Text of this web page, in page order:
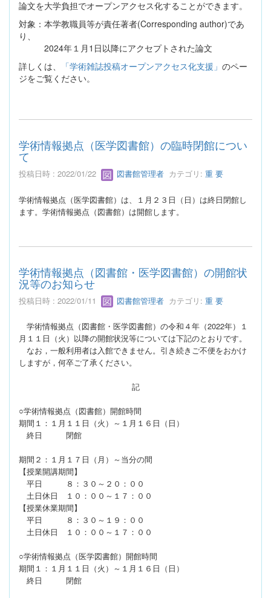
論文を大学負担でオープンアクセス化することができます。
対象：本学教職員等が責任著者(Corresponding author)であ
り、
2024年１月1日以降にアクセプトされた論文
詳しくは、
「学術雑誌投稿オープンアクセス化支援」 のペー
ジをご覧ください。
学術情報拠点（医学図書館）の臨時閉館につい
て
投稿日時 : 2022/01/22 図書館管理者 カテゴリ: 重 要
学術情報拠点（医学図書館）は、１月２３日（日）は終日閉館し
ます。 学術情報拠点（図書館）は開館します。
学術情報拠点（図書館・医学図書館）の開館状
況等のお知らせ
投稿日時 : 2022/01/11 図書館管理者 カテゴリ: 重 要
学術情報拠点（図書館・医学図書館）の令和４年（2022年）１
月１１日（火）以降の開館状況等については下記のとおりです。
なお，一般利用者は入館できません。引き続きご不便をおかけ
しますが，何卒ご了承ください。
記
○学術情報拠点（図書館）開館時間
期間１：１月１１日（火）～１月１６日（日）
終日 閉館
期間２：１月１７日（月）～当分の間
【授業開講期間】
平日 ８：３０～２０：００
土日休日 １０：００～１７：００
【授業休業期間】
平日 ８：３０～１９：００
土日休日 １０：００～１７：００
○学術情報拠点（医学図書館）開館時間
期間１：１月１１日（火）～１月１６日（日）
終日 閉館